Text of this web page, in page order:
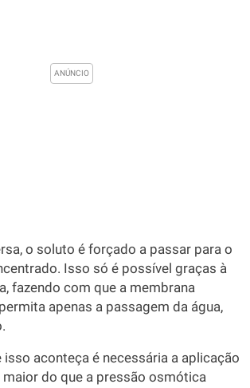
o soluto é forçado a passar para o
Isso só é possível graças à
fazendo com que a membrana
apenas a passagem da água,
isso aconteça é necessária a aplicação
do que a pressão osmótica